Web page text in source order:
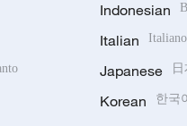
Indonesian
Italian Italiano
Japanese
Korean 한국